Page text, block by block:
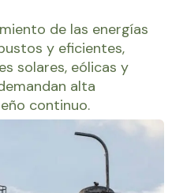
de las energías
y eficientes,
solares, eólicas y
alta
continuo.